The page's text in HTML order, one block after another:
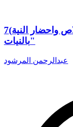
7(باب الاخلاص واحضار النية) شرح حديث " إنما الأعمال
بالنيات"
عبدالرحمن المرشود